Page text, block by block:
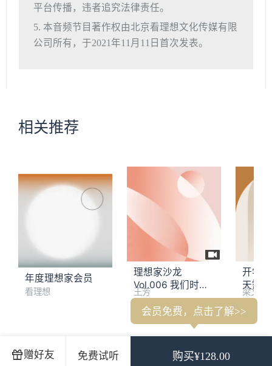
赠好友 免费试听 购买¥128.00
会员免费，点击了解>>
平台传播，违者追究法律责任。
5. 本音频节目著作权由北京看理想文化传媒有限
公司所有，于2021年11月11日首次发表。
相关推荐
年度理想家会员
看理想
理想家沙龙
Vol.006 我们时代
的撕裂与治愈
王芳
开学
天需
梁文道
梁文道：你们常说我是个典型的摩羯，难道没看到我浪漫奔放